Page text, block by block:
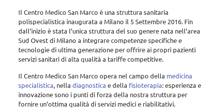
Il Centro Medico San Marco è una struttura sanitaria
polispecialistica inaugurata a Milano il 5 Settembre 2016. Fin
dall’inizio è stata l’unica struttura del suo genere nata nell’area
Sud Ovest di Milano a integrare competenze specifiche e
tecnologie di ultima generazione per offrire ai propri pazienti
servizi sanitari di alta qualità a tariffe competitive.
Il Centro Medico San Marco opera nel campo della medicina
specialistica, nella diagnostica e della fisioterapia: esperienza e
innovazione sono i punti di forza della nostra struttura per
fornire un’ottima qualità di servizi medici e riabilitativi.